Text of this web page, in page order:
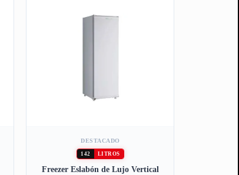
DESTACADO
142 LITROS
Freezer Eslabón de Lujo Vertical